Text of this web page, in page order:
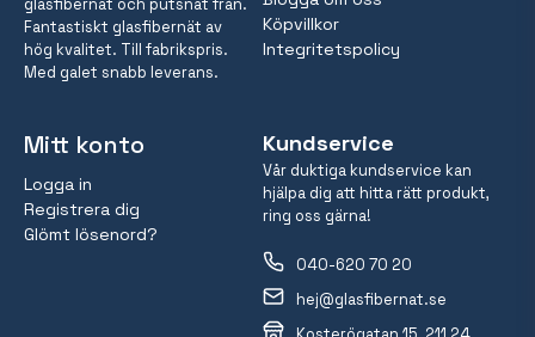
glasfibernät och putsnät från.
Fantastiskt glasfibernät av
hög kvalitet. Till fabrikspris.
Med galet snabb leverans.
Köpvillkor
Integritetspolicy
Mitt konto
Logga in
Registrera dig
Glömt lösenord?
Kundservice
Vår duktiga kundservice kan
hjälpa dig att hitta rätt produkt,
ring oss gärna!
040-620 70 20
hej@glasfibernat.se